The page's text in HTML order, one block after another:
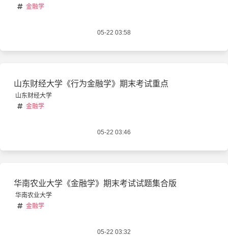
金融学
05-22 03:58
山东财经大学《行为金融学》期末考试重点
山东财经大学
金融学
05-22 03:46
华南农业大学《金融学》期末考试试题集合版
华南农业大学
金融学
05-22 03:32